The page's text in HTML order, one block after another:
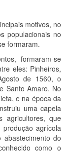
motivos, no
populacionais no
formaram.
formaram-se
eles: Pinheiros,
de 1560, o
Santo Amaro. No
e na época da
uma capela
agricultores, que
agrícola
abastecimento do
como o